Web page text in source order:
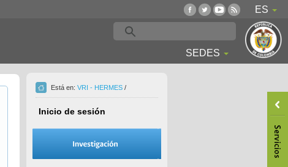
ES
SEDES
Está en: VRI - HERMES /
Inicio de sesión